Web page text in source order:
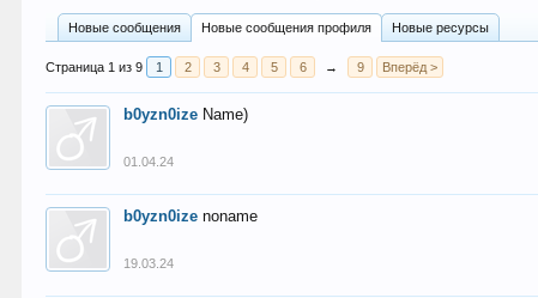
Новые сообщения Новые сообщения профиля Новые ресурсы
Страница 1 из 9 1 2 3 4 5 6 → 9 Вперёд >
b0yzn0ize Name)
01.04.24
b0yzn0ize noname
19.03.24